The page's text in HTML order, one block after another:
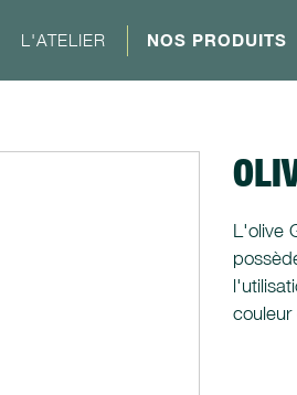
L'ATELIER NOS PRODUITS
L'olive